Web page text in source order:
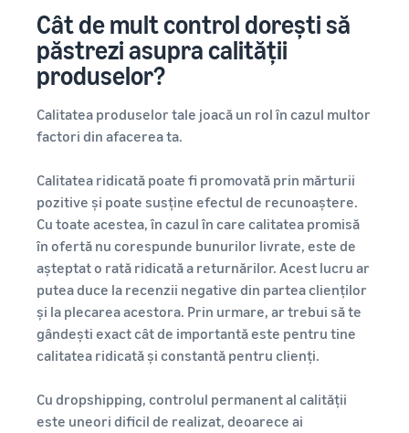
Cât de mult control dorești să
păstrezi asupra calității
produselor?
Calitatea produselor tale joacă un rol în cazul multor
factori din afacerea ta.
Calitatea ridicată poate fi promovată prin mărturii
pozitive și poate susține efectul de recunoaștere.
Cu toate acestea, în cazul în care calitatea promisă
în ofertă nu corespunde bunurilor livrate, este de
așteptat o rată ridicată a returnărilor. Acest lucru ar
putea duce la recenzii negative din partea clienților
și la plecarea acestora. Prin urmare, ar trebui să te
gândești exact cât de importantă este pentru tine
calitatea ridicată și constantă pentru clienți.
Cu dropshipping, controlul permanent al calității
este uneori dificil de realizat, deoarece ai